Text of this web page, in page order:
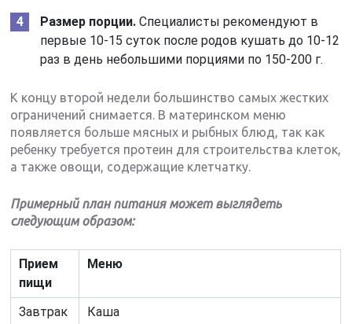
Размер порции. Специалисты рекомендуют в
первые 10-15 суток после родов кушать до 10-12
раз в день небольшими порциями по 150-200 г.
К концу второй недели большинство самых жестких
ограничений снимается. В материнском меню
появляется больше мясных и рыбных блюд, так как
ребенку требуется протеин для строительства клеток,
а также овощи, содержащие клетчатку.
Примерный план питания может выглядеть
следующим образом:
Прием
пищи
Меню
Завтрак Каша